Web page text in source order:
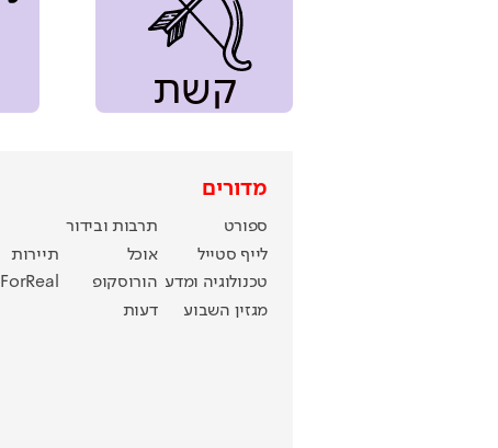
קשת
מדורים
ספורט
תרבות ובידור
לייף סטייל
אוכל
תיירות
טכנולוגיה ומדע הורוסקופ
ForReal
מגזין השבוע
דעות